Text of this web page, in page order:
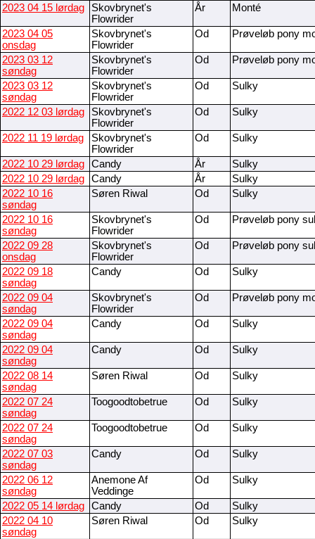
2023 04 15 lørdag
Skovbrynet's
Flowrider
År Monté
2023 04 05
onsdag
Skovbrynet's
Flowrider
Od Prøveløb pony
2023 03 12
søndag
Skovbrynet's
Flowrider
Od Prøveløb pony
2023 03 12
søndag
Skovbrynet's
Flowrider
Od Sulky
2022 12 03 lørdag
Skovbrynet's
Flowrider
Od Sulky
2022 11 19 lørdag
Skovbrynet's
Flowrider
Od Sulky
2022 10 29 lørdag Candy År
Sulky
2022 10 29 lørdag
Candy År
Sulky
2022 10 16
søndag
Søren Riwal Od Sulky
2022 10 16
søndag
Skovbrynet's
Flowrider
Od Prøveløb pony
2022 09 28
onsdag
Skovbrynet's
Flowrider
Od Prøveløb pony
2022 09 18
søndag
Candy Od Sulky
2022 09 04
søndag
Skovbrynet's
Flowrider
Od Prøveløb pony
2022 09 04
søndag
Candy Od Sulky
2022 09 04
søndag
Candy Od Sulky
2022 08 14
søndag
Søren Riwal Od Sulky
2022 07 24
søndag
Toogoodtobetrue Od Sulky
2022 07 24
søndag
Toogoodtobetrue Od Sulky
2022 07 03
søndag
Candy Od Sulky
2022 06 12
søndag
Anemone Af
Veddinge
Od Sulky
2022 05 14 lørdag Candy Od
Sulky
2022 04 10
søndag
Søren Riwal Od Sulky